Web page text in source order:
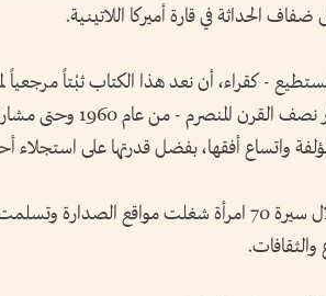
ضفاف الحداثة في قارة أميركا اللاتينية.
- كقراء، أن نعد هذا الكتاب ثبْتاً مرجعياً
على مدار نصف
واتساع أفقها، بفضل قدرتها على استجلاء أحوال
ومن خلال سيرة 70 امرأة شغلت مواقع
والثقافات.